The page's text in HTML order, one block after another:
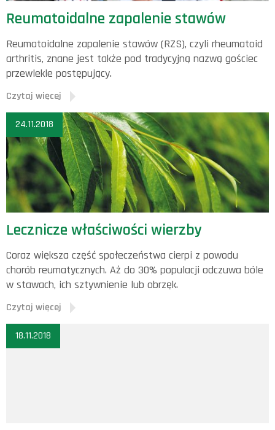
Reumatoidalne zapalenie stawów
Reumatoidalne zapalenie stawów (RZS), czyli rheumatoid
arthritis, znane jest także pod tradycyjną nazwą gościec
przewlekle postępujący.
Czytaj więcej
24.11.2018
Lecznicze właściwości wierzby
Coraz większa część społeczeństwa cierpi z powodu
chorób reumatycznych. Aż do 30% populacji odczuwa bóle
w stawach, ich sztywnienie lub obrzęk.
Czytaj więcej
18.11.2018